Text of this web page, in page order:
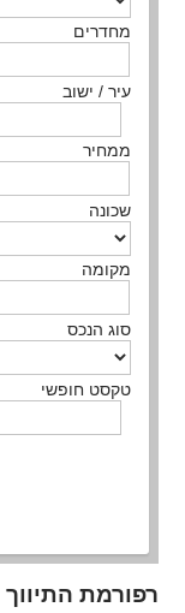
מחדרים
עיר / ישוב
ממחיר
שכונה
מקומה
סוג הנכס
טקסט חופשי
רפורמת